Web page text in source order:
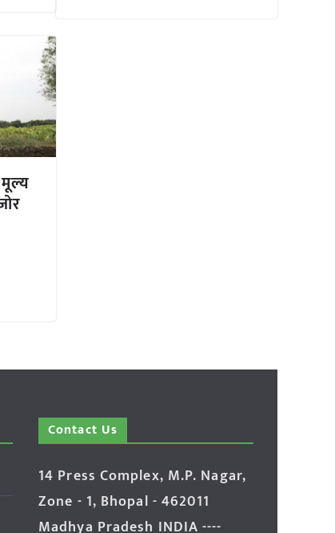
Contact Us
14 Press Complex, M.P. Nagar,
Zone - 1, Bhopal - 462011
Madhya Pradesh INDIA ----